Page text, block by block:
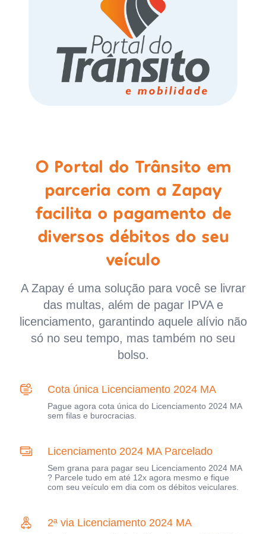
O Portal do Trânsito em
parceria com a Zapay
facilita o pagamento de
diversos débitos do seu
veículo
A Zapay é uma solução para você se livrar
das multas, além de pagar IPVA e
licenciamento, garantindo aquele alívio não
só no seu tempo, mas também no seu
bolso.
Cota única Licenciamento 2024 MA
Pague agora cota única do Licenciamento 2024 MA
sem filas e burocracias.
Licenciamento 2024 MA Parcelado
Sem grana para pagar seu Licenciamento 2024 MA
? Parcele tudo em até 12x agora mesmo e fique
com seu veículo em dia com os débitos veiculares.
2ª via Licenciamento 2024 MA